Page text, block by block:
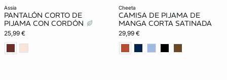
assia
PANTALÓN CORTO DE
PIJAMA CON CORDÓN
25,99 €
cheeta
CAMISA DE PIJAMA DE
MANGA CORTA SATINADA
29,99 €